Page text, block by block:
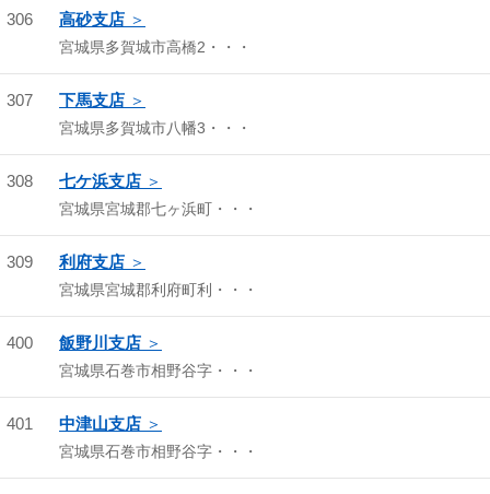
306 高砂支店
宮城県多賀城市高橋2・・・
307 下馬支店
宮城県多賀城市八幡3・・・
308 七ケ浜支店
宮城県宮城郡七ヶ浜町・・・
309 利府支店
宮城県宮城郡利府町利・・・
400 飯野川支店
宮城県石巻市相野谷字・・・
401 中津山支店
宮城県石巻市相野谷字・・・